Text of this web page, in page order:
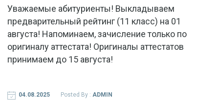
Уважаемые абитуриенты! Выкладываем
предварительный рейтинг (11 класс) на 01
августа! Напоминаем, зачисление только по
оригиналу аттестата! Оригиналы аттестатов
принимаем до 15 августа!
04.08.2025 Posted By : ADMIN